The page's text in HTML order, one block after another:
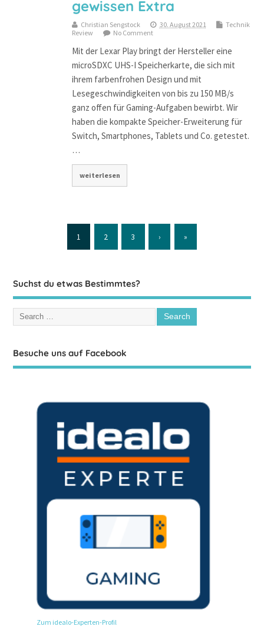
gewissen Extra
Christian Sengstock 30. August 2021
Technik
Review
No Comment
Mit der Lexar Play bringt der Hersteller eine
microSDXC UHS-I Speicherkarte, die sich mit
ihrem farbenfrohen Design und mit
Lesegeschwindigkeiten von bis zu 150 MB/s
ganz offen für Gaming-Aufgaben bewirbt. Wir
haben die kompakte Speicher-Erweiterung für
Switch, Smartphones, Tablets und Co. getestet.
…
weiterlesen
1 2 3 › »
Suchst du etwas Bestimmtes?
Besuche uns auf Facebook
Zum idealo-Experten-Profil